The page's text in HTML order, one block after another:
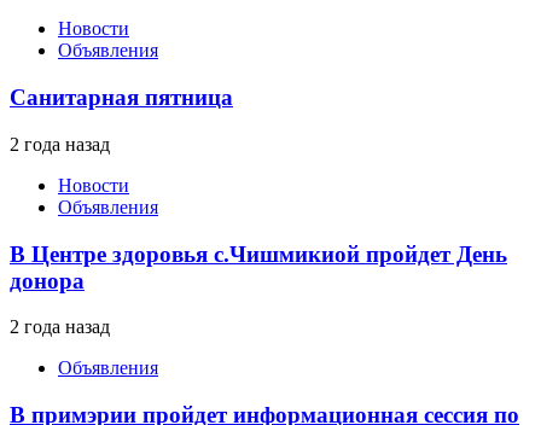
Новости
Объявления
Санитарная пятница
2 года назад
Новости
Объявления
В Центре здоровья с.Чишмикиой пройдет День
донора
2 года назад
Объявления
В примэрии пройдет информационная сессия по